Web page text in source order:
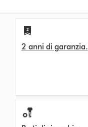
2 anni di garanzia.